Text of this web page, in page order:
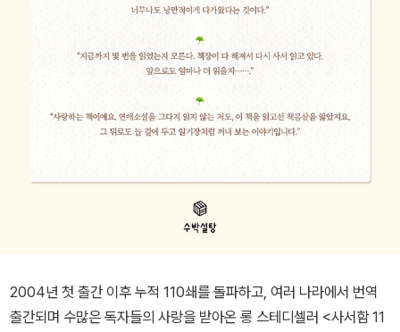
2004년 첫 출간 이후 누적 110쇄를 돌파하고, 여러 나라에서 번역
출간되며 수많은 독자들의 사랑을 받아온 롱 스테디셀러 <사서함 11